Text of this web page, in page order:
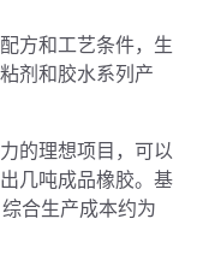
方和工艺条件，生
剂和胶水系列产
的理想项目，可以
几吨成品橡胶。基
合生产成本约为